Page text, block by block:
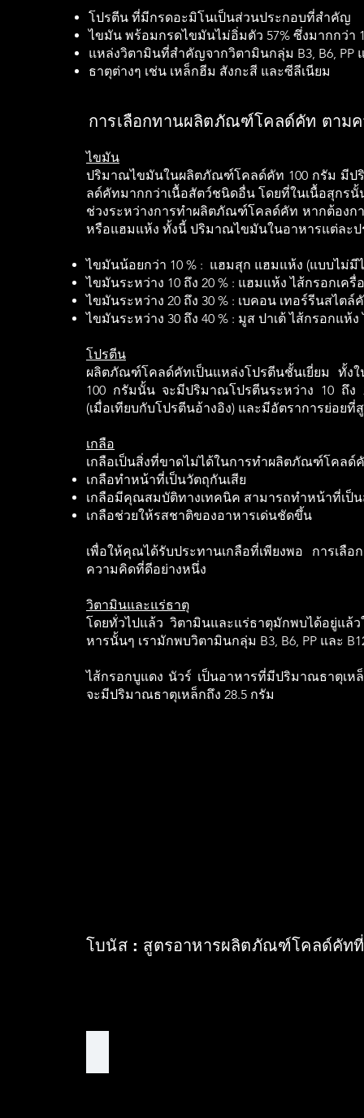
โปรตีน ที่มีกรดอะมิโนเป็นส่วนประกอบที่สำคัญ
ไขมัน พร้อมกรดไขมันไม่อิ่มตัว 57% ซึ่งมากกว่
แหล่งวิตามินที่สำคัญจากวิตามินกลุ่ม B3, B6, PP
ธาตุต่างๆ เช่น เหล็กฮีม สังกะสี และซีลีเนียม
การเลือกทานผลิตภัณฑ์โคลด์คัท ตามค
ไขมัน
ปริมาณไขมันในผลิตภัณฑ์โคลด์คัท 100 กรัม มีปริ
ลด์คัทมากกว่าเนื้อสัตว์ชนิดอื่น โดยที่ในเนื้อสุกร
ช่วงระหว่างการทำผลิตภัณฑ์โคลด์คัท หากต้องก
หรือแฮมแห้ง ทั้งนี้ ปริมาณไขมันในอาหารแต่ละป
ไขมันน้อยกว่า 10 % : แฮมสุก แฮมแห้ง (แบบไม่มี
ไขมันระหว่าง 10 ถึง 20 % : แฮมแห้ง ไส้กรอกเค
ไขมันระหว่าง 20 ถึง 30 % : เบคอน เทอร์รีนสไต
ไขมันระหว่าง 30 ถึง 40 % : มูส ปาเต้ ไส้กรอกแห้
โปรตีน
ผลิตภัณฑ์โคลด์คัทเป็นแหล่งโปรตีนชั้นเยี่ยม ทั้
100 กรัมนั้น จะมีปริมาณโปรตีนระหว่าง 10 ถึ
(เมื่อเทียบกับโปรตีนอ้างอิง) และมีอัตราการย่อยที่
เกลือ
เกลือเป็นสิ่งที่ขาดไม่ได้ในการทำผลิตภัณฑ์โคลด์
เกลือทำหน้าที่เป็นวัตถุกันเสีย
เกลือมีคุณสมบัติทางเทคนิค สามารถทำหน้าที่เป็น
เกลือช่วยให้รสชาติของอาหารเด่นชัดขึ้น
เพื่อให้คุณได้รับประทานเกลือที่เพียงพอ การเ
ความคิดที่ดีอย่างหนึ่ง
วิตามินและแร่ธาตุ
โดยทั่วไปแล้ว วิตามินและแร่ธาตุมักพบได้อยู่แ
หารนั้นๆ เรามักพบวิตามินกลุ่ม B3, B6, PP และ
ไส้กรอกบูแดง นัวร์ เป็นอาหารที่มีปริมาณธาตุเ
จะมีปริมาณธาตุเหล็กถึง 28.5 กรัม
โบนัส : สูตรอาหารผลิตภัณฑ์โคลด์คั